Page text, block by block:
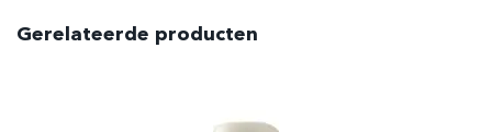
Gerelateerde producten